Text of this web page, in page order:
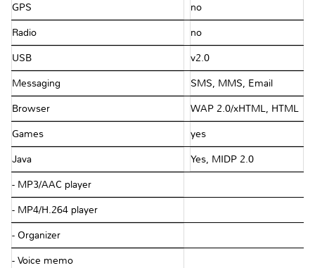
GPS no
Radio no
USB v2.0
Messaging SMS, MMS, Email
Browser WAP 2.0/xHTML, HTML
Games yes
Java Yes, MIDP 2.0
- MP3/AAC player
- MP4/H.264 player
- Organizer
- Voice memo